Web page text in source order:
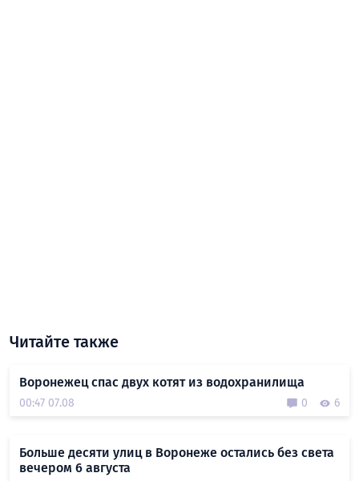
Читайте также
Воронежец спас двух котят из водохранилища
00:47 07.08 0 6
Больше десяти улиц в Воронеже остались без света
вечером 6 августа